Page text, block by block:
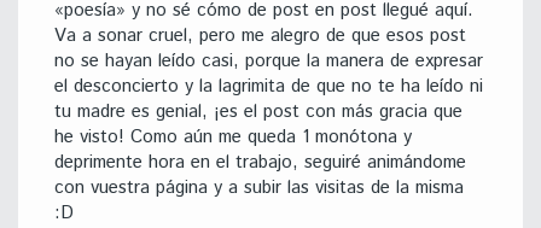
«poesía» y no sé cómo de post en post llegué aquí.
Va a sonar cruel, pero me alegro de que esos post
no se hayan leído casi, porque la manera de expresar
el desconcierto y la lagrimita de que no te ha leído ni
tu madre es genial, ¡es el post con más gracia que
he visto! Como aún me queda 1 monótona y
deprimente hora en el trabajo, seguiré animándome
con vuestra página y a subir las visitas de la misma
:D